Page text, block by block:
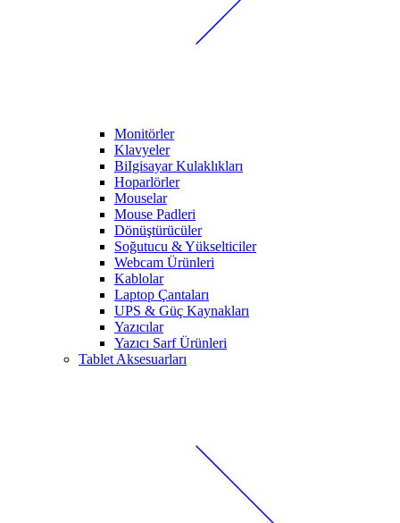
Monitörler
Klavyeler
BiIgisayar Kulaklıkları
Hoparlörler
Mouselar
Mouse Padleri
Dönüştürücüler
Soğutucu & Yükselticiler
Webcam Ürünleri
Kablolar
Laptop Çantaları
UPS & Güç Kaynakları
Yazıcılar
Yazıcı Sarf Ürünleri
Tablet Aksesuarları